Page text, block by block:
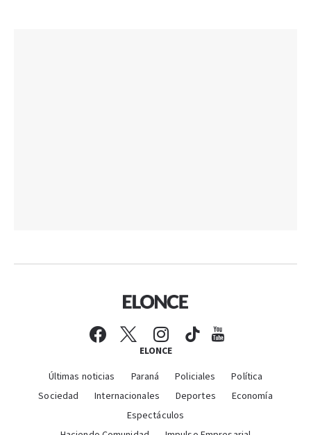
ELONCE
Últimas noticias Paraná Policiales
Política
Sociedad
Internacionales Deportes
Economía
Espectáculos